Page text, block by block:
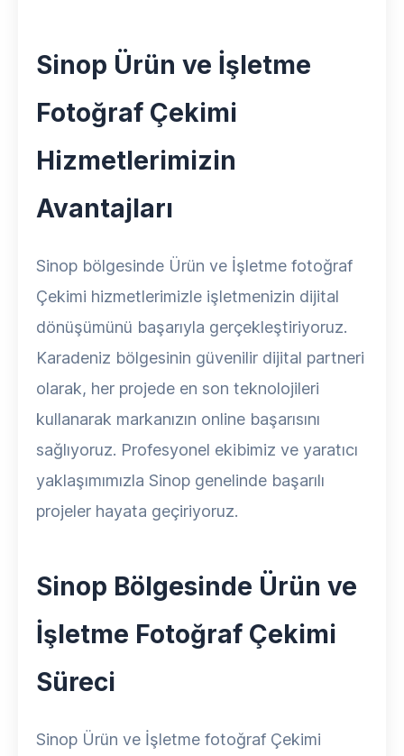
Sinop Ürün ve İşletme
Fotoğraf Çekimi
Hizmetlerimizin
Avantajları
Sinop bölgesinde Ürün ve İşletme fotoğraf
Çekimi hizmetlerimizle işletmenizin dijital
dönüşümünü başarıyla gerçekleştiriyoruz.
Karadeniz bölgesinin güvenilir dijital partneri
olarak, her projede en son teknolojileri
kullanarak markanızın online başarısını
sağlıyoruz. Profesyonel ekibimiz ve yaratıcı
yaklaşımımızla Sinop genelinde başarılı
projeler hayata geçiriyoruz.
Sinop Bölgesinde Ürün ve
İşletme Fotoğraf Çekimi
Süreci
Sinop Ürün ve İşletme fotoğraf Çekimi